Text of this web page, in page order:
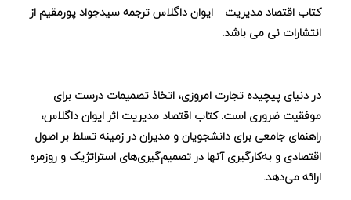
کتاب اقتصاد مدیریت – ایوان داگلاس ترجمه سیدجواد پورمقیم از
انتشارات نی می باشد.
در دنیای پیچیده تجارت امروزی، اتخاذ تصمیمات درست برای
موفقیت ضروری است. کتاب اقتصاد مدیریت اثر ایوان داگلاس،
راهنمای جامعی برای دانشجویان و مدیران در زمینه تسلط بر اصول
اقتصادی و به‌کارگیری آنها در تصمیم‌گیری‌های استراتژیک و روزمره
ارائه می‌دهد.